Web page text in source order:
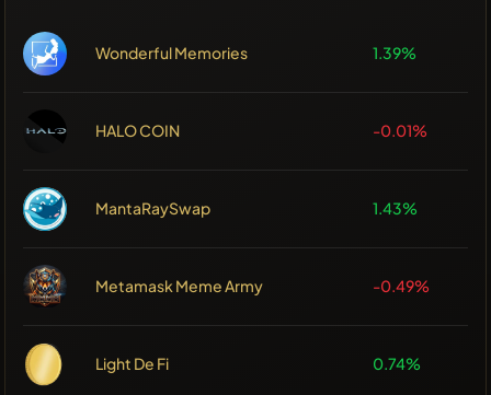
Wonderful Memories 1.39%
HALO COIN -0.01%
MantaRaySwap 1.43%
Metamask Meme Army -0.49%
Light De Fi 0.74%